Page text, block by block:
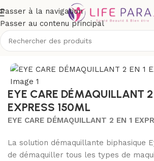
Passer à la navigation
Passer au contenu principal
/Boutique/Visage/Yeux et lèvres/
EYE CARE DÉMAQUILLANT 2
EXPRESS 150ML
EYE CARE DÉMAQUILLANT 2 EN 1
La solution démaquillante biphasique
de démaquiller tous les types de